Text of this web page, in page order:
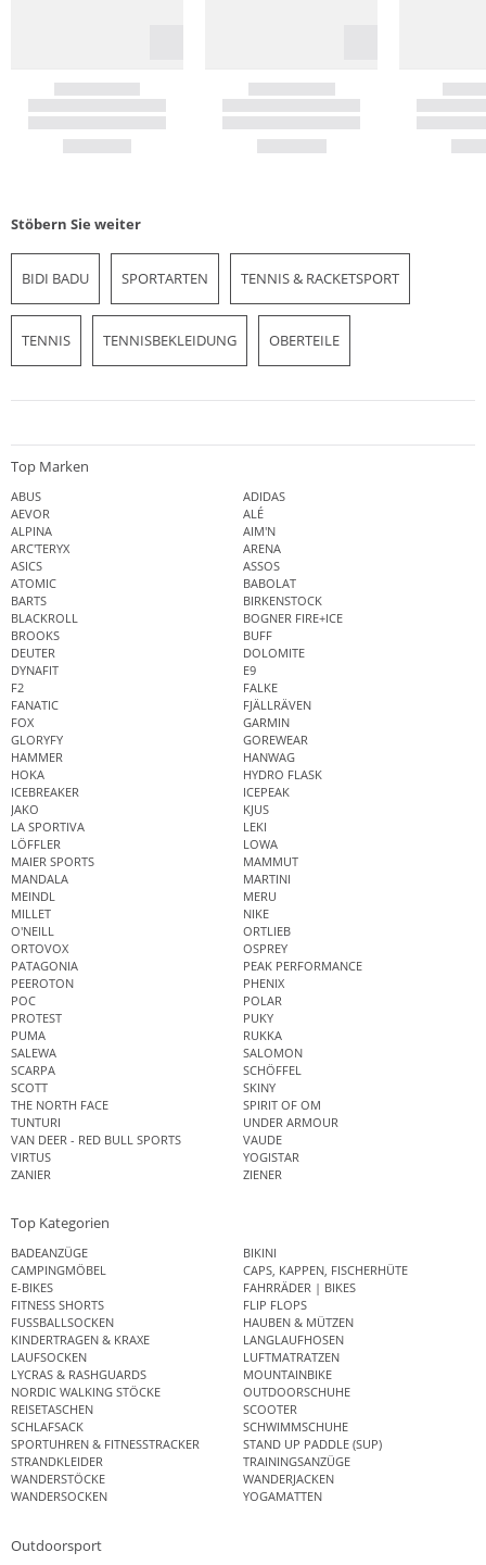
Stöbern Sie weiter
BIDI BADU SPORTARTEN TENNIS & RACKETSPORT
TENNIS TENNISBEKLEIDUNG OBERTEILE
Top Marken
ABUS
ADIDAS
AEVOR
ALÉ
ALPINA
AIM'N
ARC'TERYX
ARENA
ASICS
ASSOS
ATOMIC
BABOLAT
BARTS
BIRKENSTOCK
BLACKROLL
BOGNER FIRE+ICE
BROOKS
BUFF
DEUTER
DOLOMITE
DYNAFIT
E9
F2
FALKE
FANATIC
FJÄLLRÄVEN
FOX
GARMIN
GLORYFY
GOREWEAR
HAMMER
HANWAG
HOKA
HYDRO FLASK
ICEBREAKER
ICEPEAK
JAKO
KJUS
LA SPORTIVA
LEKI
LÖFFLER
LOWA
MAIER SPORTS
MAMMUT
MANDALA
MARTINI
MEINDL
MERU
MILLET
NIKE
O'NEILL
ORTLIEB
ORTOVOX
OSPREY
PATAGONIA
PEAK PERFORMANCE
PEEROTON
PHENIX
POC
POLAR
PROTEST
PUKY
PUMA
RUKKA
SALEWA
SALOMON
SCARPA
SCHÖFFEL
SCOTT
SKINY
THE NORTH FACE
SPIRIT OF OM
TUNTURI
UNDER ARMOUR
VAN DEER - RED BULL SPORTS
VAUDE
VIRTUS
YOGISTAR
ZANIER
ZIENER
Top Kategorien
BADEANZÜGE
BIKINI
CAMPINGMÖBEL
CAPS, KAPPEN, FISCHERHÜTE
E-BIKES
FAHRRÄDER | BIKES
FITNESS SHORTS
FLIP FLOPS
FUSSBALLSOCKEN
HAUBEN & MÜTZEN
KINDERTRAGEN & KRAXE
LANGLAUFHOSEN
LAUFSOCKEN
LUFTMATRATZEN
LYCRAS & RASHGUARDS
MOUNTAINBIKE
NORDIC WALKING STÖCKE
OUTDOORSCHUHE
REISETASCHEN
SCOOTER
SCHLAFSACK
SCHWIMMSCHUHE
SPORTUHREN & FITNESSTRACKER
STAND UP PADDLE (SUP)
STRANDKLEIDER
TRAININGSANZÜGE
WANDERSTÖCKE
WANDERJACKEN
WANDERSOCKEN
YOGAMATTEN
Outdoorsport